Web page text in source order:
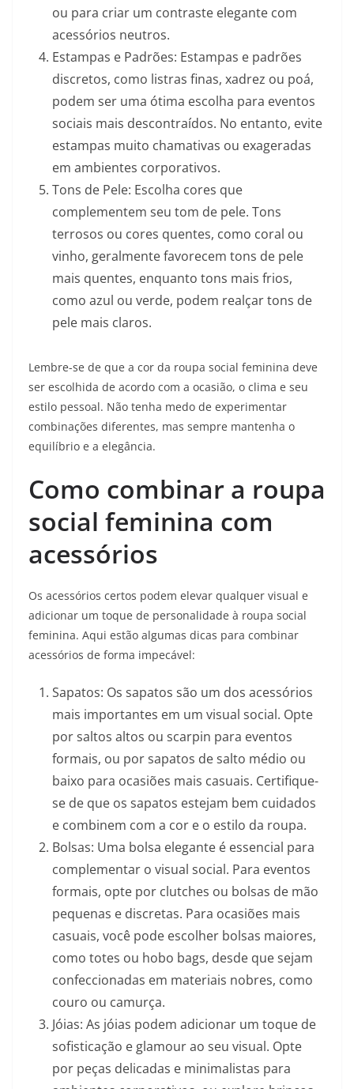
ou para criar um contraste elegante com
acessórios neutros.
Estampas e Padrões: Estampas e padrões
discretos, como listras finas, xadrez ou poá,
podem ser uma ótima escolha para eventos
sociais mais descontraídos. No entanto, evite
estampas muito chamativas ou exageradas
em ambientes corporativos.
Tons de Pele: Escolha cores que
complementem seu tom de pele. Tons
terrosos ou cores quentes, como coral ou
vinho, geralmente favorecem tons de pele
mais quentes, enquanto tons mais frios,
como azul ou verde, podem realçar tons de
pele mais claros.
Lembre-se de que a cor da roupa social feminina deve
ser escolhida de acordo com a ocasião, o clima e seu
estilo pessoal. Não tenha medo de experimentar
combinações diferentes, mas sempre mantenha o
equilíbrio e a elegância.
Como combinar a roupa
social feminina com
acessórios
Os acessórios certos podem elevar qualquer visual e
adicionar um toque de personalidade à roupa social
feminina. Aqui estão algumas dicas para combinar
acessórios de forma impecável:
Sapatos: Os sapatos são um dos acessórios
mais importantes em um visual social. Opte
por saltos altos ou scarpin para eventos
formais, ou por sapatos de salto médio ou
baixo para ocasiões mais casuais. Certifique-
se de que os sapatos estejam bem cuidados
e combinem com a cor e o estilo da roupa.
Bolsas: Uma bolsa elegante é essencial para
complementar o visual social. Para eventos
formais, opte por clutches ou bolsas de mão
pequenas e discretas. Para ocasiões mais
casuais, você pode escolher bolsas maiores,
como totes ou hobo bags, desde que sejam
confeccionadas em materiais nobres, como
couro ou camurça.
Jóias: As jóias podem adicionar um toque de
sofisticação e glamour ao seu visual. Opte
por peças delicadas e minimalistas para